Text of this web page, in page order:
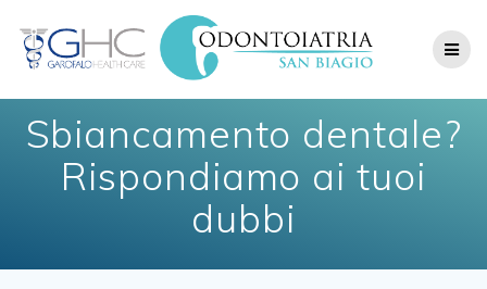
to
content
Sbiancamento dentale?
Rispondiamo ai tuoi
dubbi